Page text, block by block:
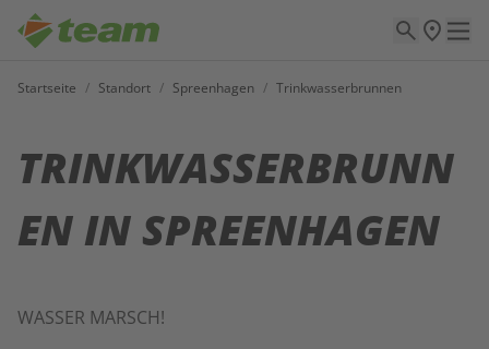
Startseite / Standort / Spreenhagen / Trinkwasserbrunnen
TRINKWASSERBRUNN
EN IN SPREENHAGEN
WASSER MARSCH!